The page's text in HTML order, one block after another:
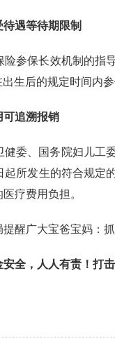
遇等待期限制
险参保长效机制的
生后的规定时间内
可追溯报销
健委、国务院妇儿
所发生的符合规
疗费用负担。
醒广大宝爸宝妈：
全，人人有责！打